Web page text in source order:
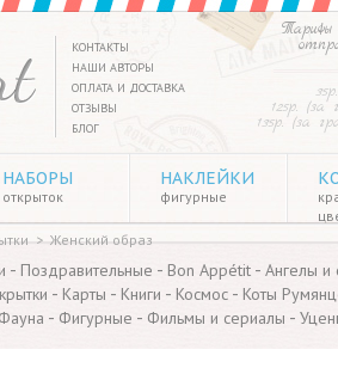
Тарифы
125р. (за
135р. (за
КОНТАКТЫ
НАШИ АВТОРЫ
ОПЛАТА И ДОСТАВКА
ОТЗЫВЫ
БЛОГ
НАБОРЫ
открыток
НАКЛЕЙКИ
фигурные
> Женский образ
- Поздравительные - Bon Appétit - Ангелы
- Карты - Книги - Космос - Коты
Фауна - Фигурные - Фильмы и сериалы -